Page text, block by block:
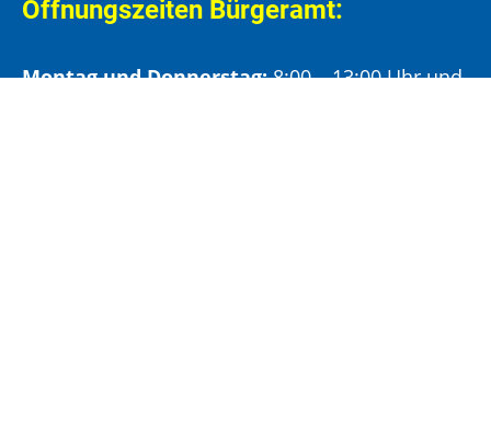
Öffnungszeiten Bürgeramt:
Montag und Donnerstag:8:00 – 13:00 Uhr und